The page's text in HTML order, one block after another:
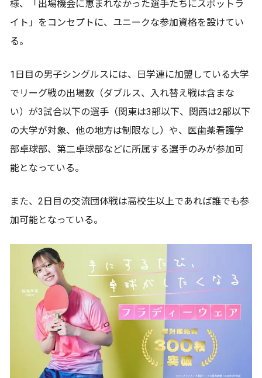
様、「出場機会に恵まれなかった選手たちにスポットラ
イト」をコンセプトに、ユニークな参加資格を設けてい
る。
1日目の男子シングルスには、日学連に加盟している大学
でリーグ戦の出場数（ダブルス、入れ替え戦は含まな
い）が3試合以下の選手（関東は3部以下、関西は2部以下
の大学が対象、他の地方は制限なし）や、医歯薬看護学
部卓球部、第二卓球部などに所属する選手のみが参加可
能となっている。
また、2日目の交流団体戦は高校生以上であれば誰でも参
加可能となっている。